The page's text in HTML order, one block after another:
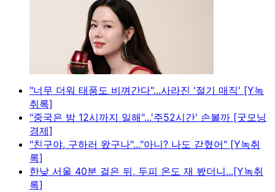
"너무 더워 태풍도 비껴간다"...사라진 '절기 매직' [Y녹
취록]
"중국은 밤 12시까지 일해"...'주52시간' 손볼까 [굿모닝
경제]
"친구야, 구하러 왔구나"..."아니? 나도 갇혔어" [Y녹취
록]
한낮 서울 40분 걸은 뒤, 두피 온도 재 봤더니...[Y녹취
록]